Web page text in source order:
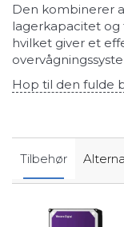
Den kombinerer
lagerkapacitet og
hvilket giver et
Hop til den fulde
Tilbehør